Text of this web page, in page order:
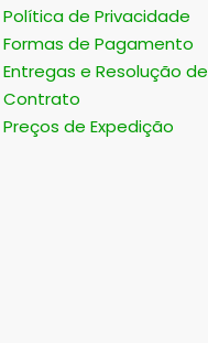
Política de Privacidade
Formas de Pagamento
Entregas e Resolução de
Contrato
Preços de Expedição